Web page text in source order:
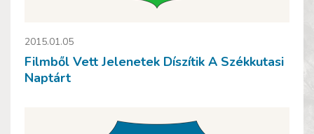
2015.01.05
Filmből Vett Jelenetek Díszítik A Székkutasi
Naptárt